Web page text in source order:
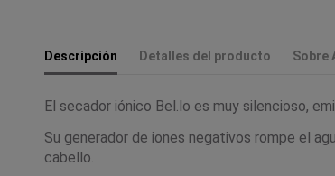
Descripción Detalles del producto Sobre
El secador iónico Bel.lo es muy silencioso,
Su generador de iones negativos rompe el
cabello.